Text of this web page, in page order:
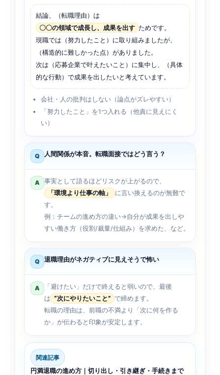
結論、（転職理由）は
〇〇の領域で成長し、成果を出す ためです。
現職では（努力したこと）に取り組みましたが、
（構造的に難しかった点）がありました。
次は（応募企業で叶えたいこと）に集中し、（具体
的な行動）で成果を出したいと考えています。
会社・人の批判はしない（論点がズレやすい）
「努力したこと」を1つ入れる（他責に見えにく
い）
Q 人間関係が本音。転職面接ではどう言う？
A
事実として語るほどリスクが上がるので、
「環境より仕事の軸」
に言い換えるのが無難で
す。
例：チームの進め方の違い→自分が成果を出しや
すい働き方（役割/裁量/仕組み）を求めた、など。
Q 退職理由がネガティブに見えそうで怖い
A
「避けたい」だけで終えると弱いので、最後
は “次にやりたいこと” で締めます。
転職の理由は、前職の不満より「次に何を作る
か」が伝わると印象が安定します。
関連記事
円満退職の進め方｜切り出し・引き継ぎ・手続きまで